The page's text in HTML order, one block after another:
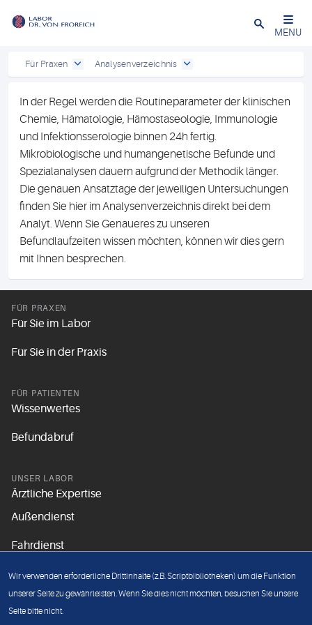
Close
MENU
Für Praxen Analysenverzeichnis
In der Regel werden die Routineparameter der klinischen
Chemie, Hämatologie, Hämostaseologie, Immunologie
und Infektionsserologie binnen 24h fertig.
Mikrobiologische und humangenetische Befunde und
Spezialanalysen dauern aufgrund der Methodik länger.
Die genauen Ansatztage der jeweiligen Untersuchungen
finden Sie hier im Analysenverzeichnis direkt bei dem
Analyt. Wenn Sie Genaueres zu unseren
Befundlaufzeiten wissen möchten, können wir dies gern
mit Ihnen besprechen.
FÜR PRAXEN
Für Sie im Labor
Für Sie in der Praxis
FÜR PATIENTEN
Wissenwertes
Befundabruf
UNSER LABOR
Ärztliche Expertise
Außendienst
Fahrdienst
Unsere Grundsätze
Wir verwenden erforderliche Drittinhalte (z.B. Scriptbibliotheken) um die Funktion
unserer Seite zu gewährleisten. Wenn Sie dies nicht möchten, besuchen Sie unsere
Seite bitte nicht.